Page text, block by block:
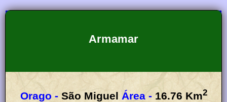
Armamar
Orago - São Miguel Área - 16.76 Km2